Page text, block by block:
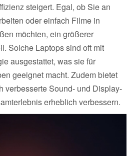
steigert. Egal, ob Sie an
oder einfach Filme in
möchten, ein größerer
Solche Laptops sind oft mit
ausgestattet, was sie für
geeignet macht. Zudem bietet
verbesserte Sound- und Display-
erheblich verbessern.